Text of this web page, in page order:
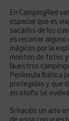
En CampingRed
especial que es
sacados de los
es recorrer
mágicos por la
montón de fotos
Nuestros
Península Ibérica
protegidas y que
en otoño se
Si hacéis un alto
de yoga con